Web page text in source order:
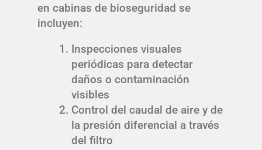
en cabinas de bioseguridad se
incluyen:
Inspecciones visuales
periódicas para detectar
daños o contaminación
visibles
Control del caudal de aire y de
la presión diferencial a través
del filtro